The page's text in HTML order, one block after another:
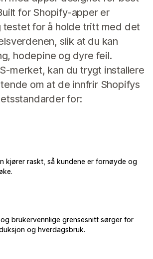
for Shopify-apper er
testet for å holde tritt med det
slik at du kan
hodepine og dyre feil.
merket, kan du trygt installere
om at de innfrir Shopifys
for:
kjører raskt, så kundene er fornøyde og
brukervennlige grensesnitt sørger for
og hverdagsbruk.